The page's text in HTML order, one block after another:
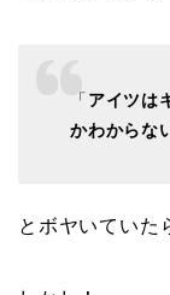
「 アイツは
かわからな
とボヤいていた